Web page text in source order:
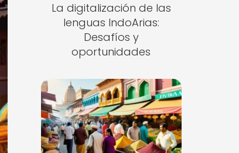
La digitalización de las
lenguas IndoArias:
Desafíos y
oportunidades